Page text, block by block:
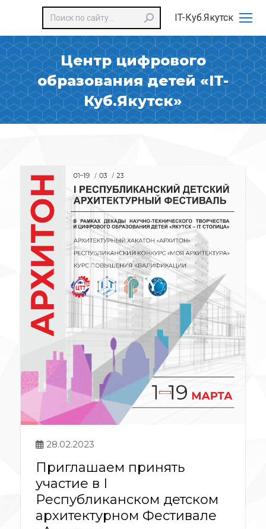
IT-Куб.Якутск
Поиск:
Центр цифрового
образования детей «IT-
Куб.Якутск»
28.02.2023
Приглашаем принять
участие в I
Республиканском детском
архитектурном Фестивале